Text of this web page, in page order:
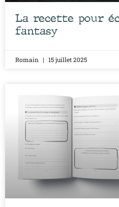
La recette pour
fantasy
Romain 15 juillet 2025